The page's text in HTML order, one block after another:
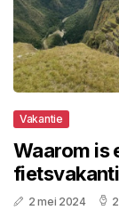
Vakantie
Waarom is
2 mei 2024